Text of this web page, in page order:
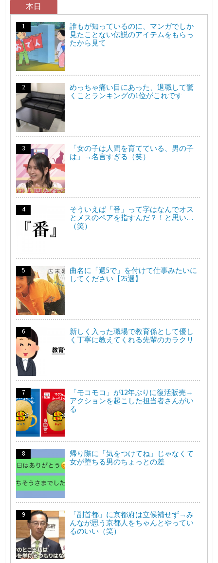
本日
誰もが知っているのに、マンガでしか
見たことない伝説のアイテムをもらっ
たから見て
めっちゃ痛い目にあった、退職して驚
くことランキングの1位がこれです
「女の子は人間を育てている、男の子
は」→名言すぎる（笑）
そういえば「番」って字はなんでオス
とメスのペアを指すんだ？！と思い…
（笑）
曲名に「週5で」を付けて仕事みたいに
してください【25選】
新しく入った職場で教育係として優し
く丁寧に教えてくれる先輩のカラクリ
「モコモコ」が12年ぶりに復活販売→
アクションを起こした担当者さんがい
る
帰り際に「気をつけてね」じゃなくて
女が堕ちる男のちょっとの差
「副首都」に京都府は立候補せず→み
んなが思う京都人をちゃんとやってい
るのいい（笑）